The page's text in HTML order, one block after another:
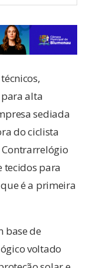
alta
sediada
do ciclista
tecidos para
é a primeira
base de
voltado